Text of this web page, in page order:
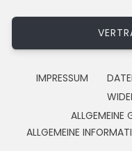
IMPRESSUM
ALLGEMEINE
ALLGEMEINE